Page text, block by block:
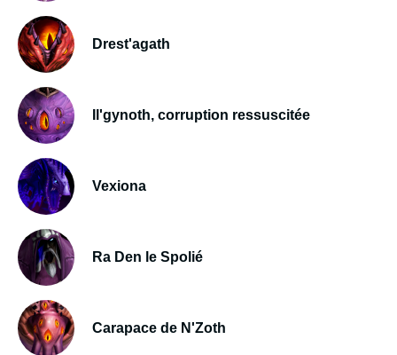
Drest'agath
Il'gynoth, corruption ressuscitée
Vexiona
Ra Den le Spolié
Carapace de N'Zoth